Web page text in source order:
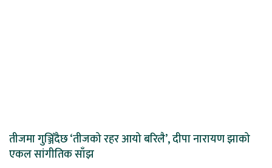
तीजमा गुञ्जिँदैछ ‘तीजको रहर आयो बरिलै’, दीपा नारायण झाको
एकल सांगीतिक साँझ